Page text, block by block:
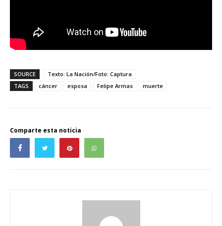
SOURCE
Texto: La Nación/Foto: Captura
TAGS
cáncer esposa Felipe Armas muerte
Comparte esta noticia